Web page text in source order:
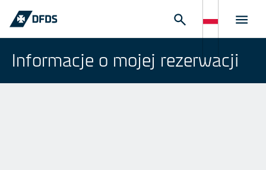
Informacje o mojej rezerwacji